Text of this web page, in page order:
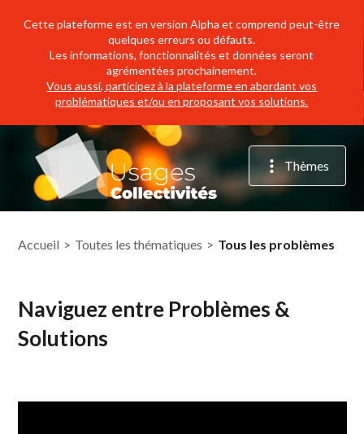
Cette plateforme est en version Alpha et comprend peut-être
quelques erreurs ou défauts.
Les informations, fonctionnalités et données seront
agrémentées prochainement.
Vous aussi, participez à la plateforme en abordant vos
problématiques et/ou en proposant vos solutions.
Thèmes
Agriculture
Accueil > Toutes les thématiques > Tous les problèmes
Naviguez entre Problèmes &
Solutions